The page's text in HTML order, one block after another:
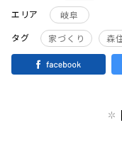
エリア
岐阜
タグ
家づくり 森